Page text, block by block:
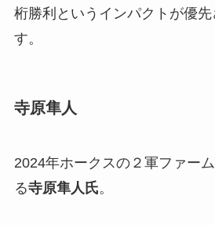
桁勝利というインパクトが優先
す。
寺原隼人
2024年ホークスの２軍ファー
る寺原隼人氏。